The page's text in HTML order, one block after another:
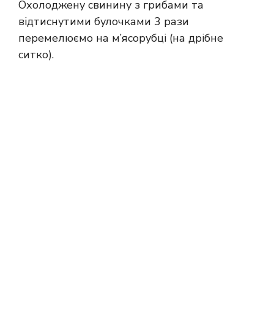
Охолоджену свинину з грибами та
відтиснутими булочками 3 рази
перемелюємо на м’ясорубці (на дрібне
ситко).